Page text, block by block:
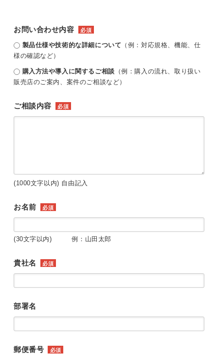
お問い合わせ内容 必須
製品仕様や技術的な詳細について （例：対応規格、機能、仕
様の確認など）
購入方法や導入に関するご相談 （例：購入の流れ、取り扱い
販売店のご案内、案件のご相談など）
ご相談内容 必須
(1000文字以内) 自由記入
お名前 必須
(30文字以内) 例：山田太郎
貴社名 必須
部署名
郵便番号 必須